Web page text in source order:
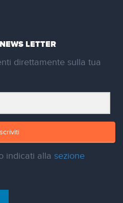
LETTER
direttamente sulla tua
indicati alla sezione